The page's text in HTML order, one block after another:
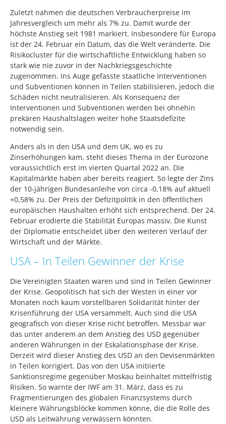
Zuletzt nahmen die deutschen Verbraucherpreise im
Jahresvergleich um mehr als 7% zu. Damit wurde der
höchste Anstieg seit 1981 markiert. Insbesondere für Europa
ist der 24. Februar ein Datum, das die Welt veränderte. Die
Risikocluster für die wirtschaftliche Entwicklung haben so
stark wie nie zuvor in der Nachkriegsgeschichte
zugenommen. Ins Auge gefasste staatliche Interventionen
und Subventionen können in Teilen stabilisieren, jedoch die
Schäden nicht neutralisieren. Als Konsequenz der
Interventionen und Subventionen werden bei ohnehin
prekären Haushaltslagen weiter hohe Staatsdefizite
notwendig sein.
Anders als in den USA und dem UK, wo es zu
Zinserhöhungen kam, steht dieses Thema in der Eurozone
voraussichtlich erst im vierten Quartal 2022 an. Die
Kapitalmärkte haben aber bereits reagiert. So legte der Zins
der 10-jährigen Bundesanleihe von circa -0,18% auf aktuell
+0,58% zu. Der Preis der Defizitpolitik in den öffentlichen
europäischen Haushalten erhöht sich entsprechend. Der 24.
Februar erodierte die Stabilität Europas massiv. Die Kunst
der Diplomatie entscheidet über den weiteren Verlauf der
Wirtschaft und der Märkte.
USA – In Teilen Gewinner der Krise
Die Vereinigten Staaten waren und sind in Teilen Gewinner
der Krise. Geopolitisch hat sich der Westen in einer vor
Monaten noch kaum vorstellbaren Solidarität hinter der
Krisenführung der USA versammelt. Auch sind die USA
geografisch von dieser Krise nicht betroffen. Messbar war
das unter anderem an dem Anstieg des USD gegenüber
anderen Währungen in der Eskalationsphase der Krise.
Derzeit wird dieser Anstieg des USD an den Devisenmärkten
in Teilen korrigiert. Das von den USA initiierte
Sanktionsregime gegenüber Moskau beinhaltet mittelfristig
Risiken. So warnte der IWF am 31. März, dass es zu
Fragmentierungen des globalen Finanzsystems durch
kleinere Währungsblöcke kommen könne, die die Rolle des
USD als Leitwährung verwässern könnten.